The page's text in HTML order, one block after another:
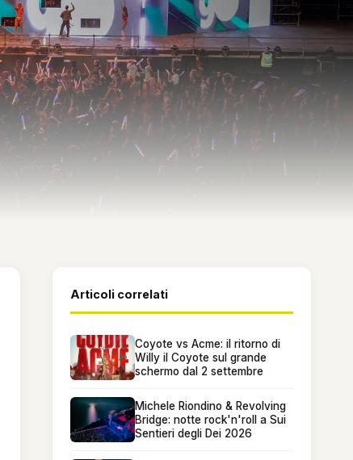
Articoli correlati
Coyote vs Acme: il ritorno di
Willy il Coyote sul grande
schermo dal 2 settembre
Michele Riondino & Revolving
Bridge: notte rock'n'roll a Sui
Sentieri degli Dei 2026